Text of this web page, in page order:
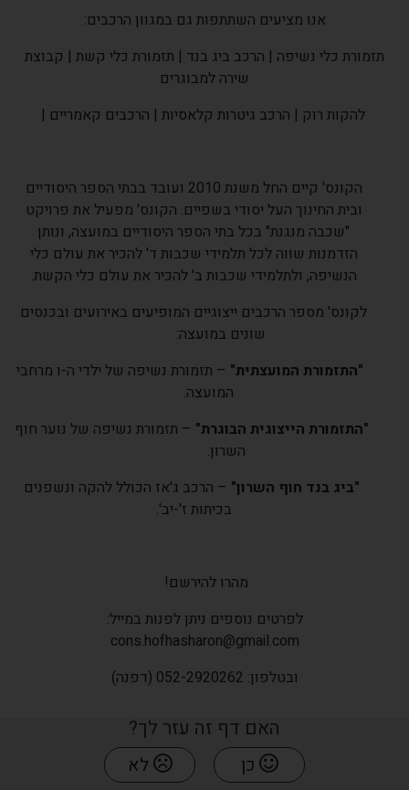
אנו מציעים השתתפות גם במגוון הרכבים:
תזמורת כלי נשיפה | הרכב ביג בנד | תזמורת כלי קשת | קבוצת
שירה למבוגרים
להקות רוק | הרכב גיטרות קלאסיות | הרכבים קאמריים |
הקונס' קיים החל משנת 2010 ועובד בבתי הספר היסודיים
ובית החינוך העל יסודי בשפיים. הקונס' מפעיל את פרויקט
"שכבה מנגנת" בכל בתי הספר היסודיים במועצה, ונותן
הזדמנות שווה לכל תלמידי שכבות ד' להכיר את עולם כלי
הנשיפה, ולתלמידי שכבות ב' להכיר את עולם כלי הקשת.
לקונס' מספר הרכבים ייצוגיים המופיעים באירועים ובכנסים
שונים במועצה:
"התזמורת המועצתית" – תזמורת נשיפה של ילדי ה-ו מרחבי
המועצה.
"התזמורת הייצוגית הבוגרת" – תזמורת נשיפה של נוער חוף
השרון.
"ביג בנד חוף השרון" – הרכב ג'אז הכולל להקה ונשפנים
בכיתות ז'-יב'.
מהרו להירשם!
לפרטים נוספים ניתן לפנות במייל:
cons.hofhasharon@gmail.com
ובטלפון: 052-2920262 (דפנה)
האם דף זה עזר לך?
כן לא